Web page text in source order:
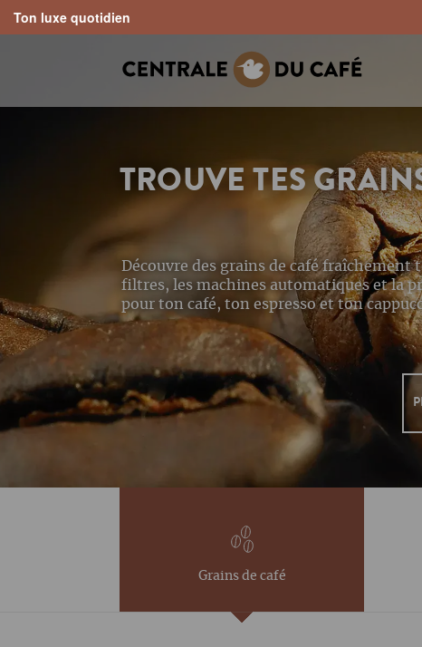
Skip to main navigation
Ton luxe quotidien
TROUVE TES
Découvre des grains de café
filtres, les machines automatiques et la
pour ton café, ton espresso et ton
Grains de café